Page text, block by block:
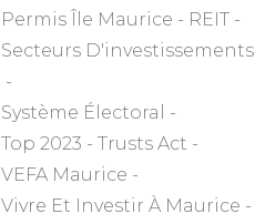
Permis Île Maurice
REIT
Secteurs D'investissements
Système Électoral
Top 2023
Trusts Act
VEFA Maurice
Vivre Et Investir À Maurice